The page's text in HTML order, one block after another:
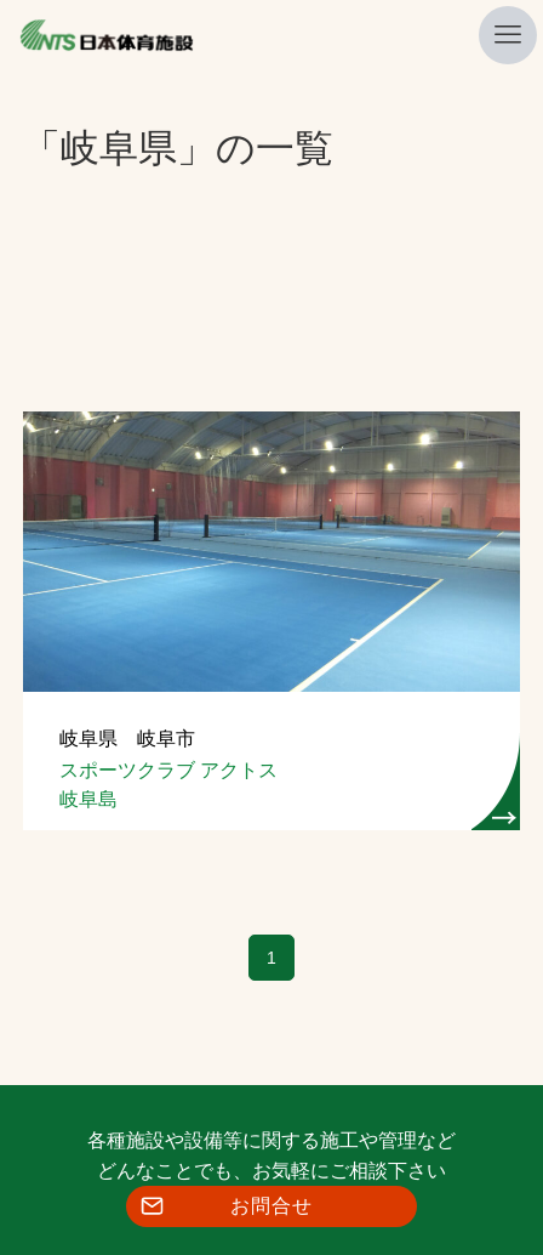
ニュース
会社概要
採用情報
検索
お問合せ
ソーシャルメディアポリシー
「岐阜県」の一覧
岐阜県 岐阜市
スポーツクラブ アクトス
岐阜島
1
各種施設や設備等に関する施工や管理など
どんなことでも、お気軽にご相談下さい
お問合せ